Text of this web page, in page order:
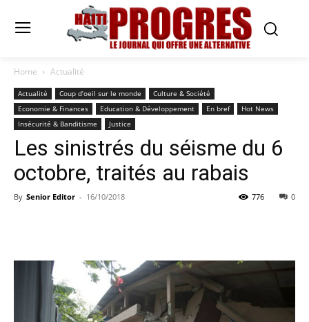
Home Actualité
Actualité Coup d’oeil sur le monde
Culture & Société
Economie & Finances
Education & Développement En bref
Hot News
Insécurité & Banditisme
Justice
Les sinistrés du séisme du 6
octobre, traités au rabais
By Senior Editor - 16/10/2018 0
776